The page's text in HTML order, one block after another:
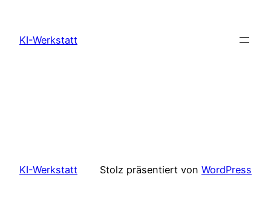
springen
KI-Werkstatt
KI-Werkstatt Stolz präsentiert von WordPress